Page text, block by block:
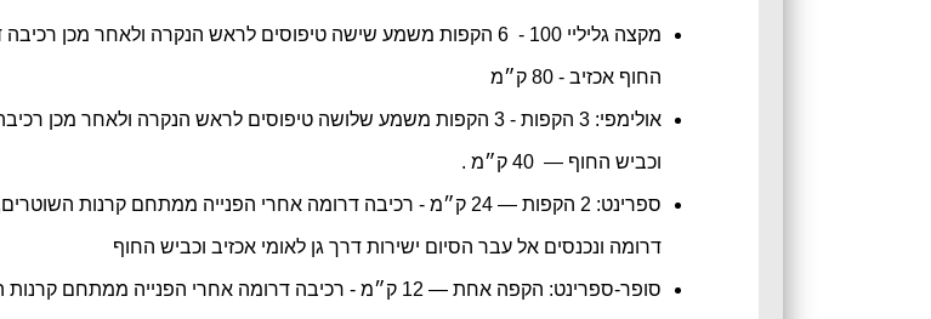
מקצה גליליי 100 - 6 הקפות משמע שישה טיפוסים לראש הנקרה ולאחר
החוף אכזיב - 80 ק״מ
אולימפי: 3 הקפות - 3 הקפות משמע שלושה טיפוסים לראש הנקרה ולאחר מכן
וכביש החוף — 40 ק״מ .
ספרינט: 2 הקפות — 24 ק״מ - רכיבה דרומה אחרי הפנייה ממתחם
דרומה ונכנסים אל עבר הסיום ישירות דרך גן לאומי אכזיב וכביש החוף
סופר-ספרינט: הקפה אחת — 12 ק״מ - רכיבה דרומה אחרי